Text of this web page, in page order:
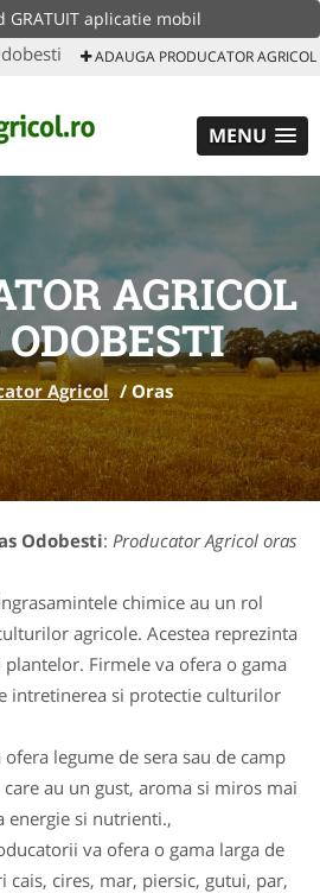
aplicatie mobil
ADAUGA PRODUCATOR AGRICOL
MENU
AGRICOL
Agricol /Oras
Odobesti: Producator Agricol oras
chimice au un rol
agricole. Acestea reprezinta
Firmele va ofera o gama
intretinerea si protectie culturilor
legume de sera sau de camp
au un gust, aroma si miros mai
energie si nutrienti.,
va ofera o gama larga de
cires, mar, piersic, gutui, par,